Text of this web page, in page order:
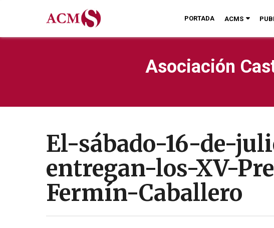
PORTADA ACMS
Asociación
El-sábado-16-de-
entregan-los-XV-
Fermín-Caballero